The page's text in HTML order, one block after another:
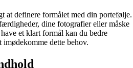
at definere formålet med din portefølje.
dine fotografier eller måske
et klart formål kan du bedre
dette behov.